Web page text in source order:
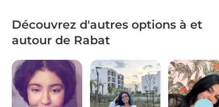
Découvrez d'autres options à et
autour de Rabat